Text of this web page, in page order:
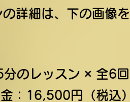
詳細は、下の画像
分のレッスン × 全6
金：16,500円（税込）